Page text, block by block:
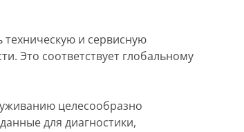
и сервисную
Это соответствует глобальному
целесообразно
для диагностики,